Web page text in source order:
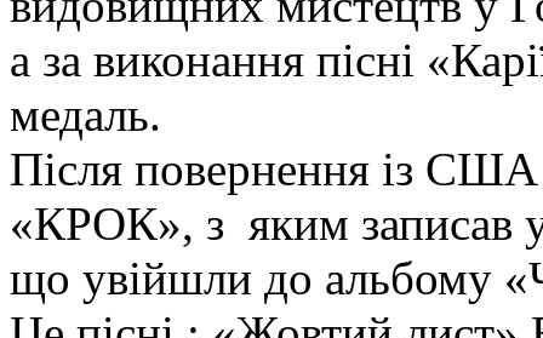
а за виконання пісні
медаль.
Після повернення із
«КРОК», з яким записав у
що увійшли до альбому